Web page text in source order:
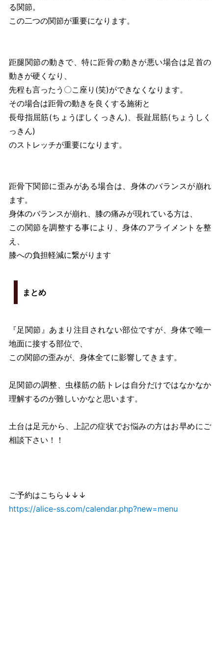
る関節。
この二つの関節が重要になります。
距腿関節の動きで、特に距骨の動きが悪い場合は足首の
動きが硬くなり、
先程も言ったう〇こ座り(笑)ができなくなります。
その場合は距骨の動きを良くする施術と
長母指屈筋(ちょうぼしくっきん)、長趾屈筋(ちょうしく
っきん)
のストレッチが重要になります。
距骨下関節に歪みがある場合は、身体のバランスが崩れ
ます。
身体のバランスが崩れ、膝の痛みが現れている方は、
この関節を調整する事により、身体のアライメントを整
え、
膝への負担軽減に繋がります
まとめ
『足関節』あまり注目されない部位ですが、身体で唯一
地面に接する部位で、
この関節の歪みが、身体全てに影響してきます。
足関節の調整、虫様筋の筋トレは自分だけではなかなか
理解するのが難しいかなと思います。
土台は足元から、上記の症状でお悩みの方はお早めにご
相談下さい！！
ご予約はこちら↓↓↓
https://alice-ss.com/calendar.php?new=menu